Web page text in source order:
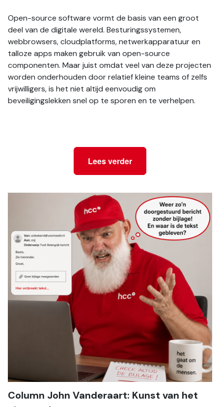
Open-source software vormt de basis van een groot
deel van de digitale wereld. Besturingssystemen,
webbrowsers, cloudplatforms, netwerkapparatuur en
talloze apps maken gebruik van open-source
componenten. Maar juist omdat veel van deze projecten
worden onderhouden door relatief kleine teams of zelfs
vrijwilligers, is het niet altijd eenvoudig om
beveiligingslekken snel op te sporen en te verhelpen.
Lees verder
Column John Vanderaart: Kunst van het